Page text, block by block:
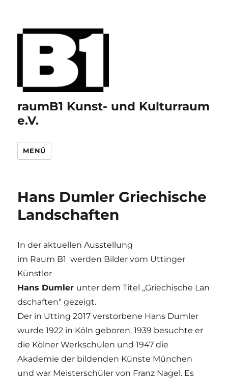
raumB1 Kunst- und Kulturraum
e.V.
MENÜ
Hans Dumler Griechische
Landschaften
In der aktuellen Ausstellung
im Raum B1 werden Bilder vom Uttinger
Künstler
Hans Dumler unter dem Titel „Griechische Lan
dschaften“ gezeigt.
Der in Utting 2017 verstorbene Hans Dumler
wurde 1922 in Köln geboren. 1939 besuchte er
die Kölner Werkschulen und 1947 die
Akademie der bildenden Künste München
und war Meisterschüler von Franz Nagel. Es